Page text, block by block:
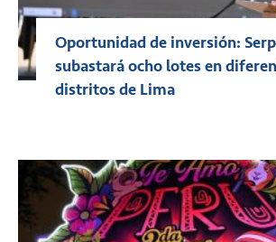
Oportunidad de inversión:
subastará ocho lotes en
distritos de Lima